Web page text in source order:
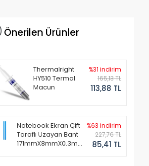
Önerilen Ürünler
Thermalright
HY510 Termal
Macun
%31 indirim
165,13 TL
113,88 TL
Notebook Ekran Çift
Taraflı Uzayan Bant
171mmX8mmX0.3mm
%63 indirim
227,76 TL
85,41 TL